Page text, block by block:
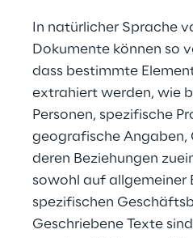
In natürlicher Sprache
Dokumente können so
dass bestimmte
extrahiert werden, wie
Personen, spezifische
geografische Angaben,
deren Beziehungen
sowohl auf allgemeiner
spezifischen
Geschriebene Texte